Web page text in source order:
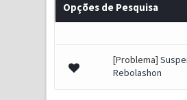
Opções de Pesquisa
[Problema]
Rebolashon